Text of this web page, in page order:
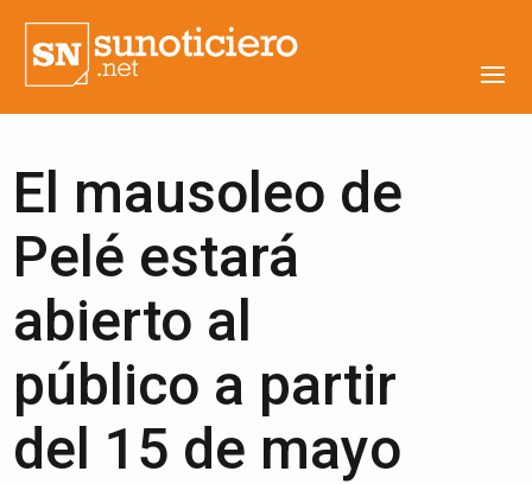
El mausoleo de
Pelé estará
abierto al
público a partir
del 15 de mayo